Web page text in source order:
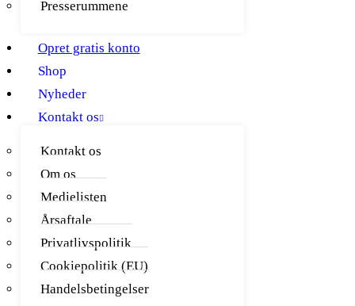
Presserummene
Opret gratis konto
Shop
Nyheder
Kontakt os
Kontakt os
Om os
Medielisten
Årsaftale
Privatlivspolitik
Cookiepolitik (EU)
Handelsbetingelser